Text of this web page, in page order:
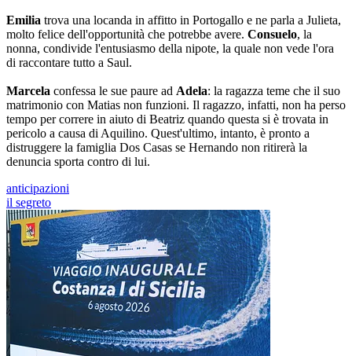
Emilia trova una locanda in affitto in Portogallo e ne parla a Julieta,
molto felice dell'opportunità che potrebbe avere. Consuelo, la
nonna, condivide l'entusiasmo della nipote, la quale non vede l'ora
di raccontare tutto a Saul.
Marcela confessa le sue paure ad Adela: la ragazza teme che il suo
matrimonio con Matias non funzioni. Il ragazzo, infatti, non ha perso
tempo per correre in aiuto di Beatriz quando questa si è trovata in
pericolo a causa di Aquilino. Quest'ultimo, intanto, è pronto a
distruggere la famiglia Dos Casas se Hernando non ritirerà la
denuncia sporta contro di lui.
anticipazioni
il segreto